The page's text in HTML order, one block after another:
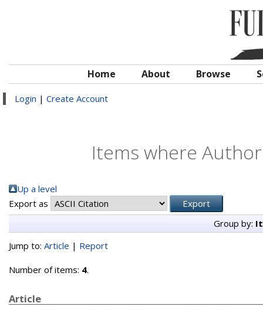
Home About Browse
Login | Create Account
Items where
Up a level
Export as
Group by:
Jump to: Article | Report
Number of items: 4.
Article